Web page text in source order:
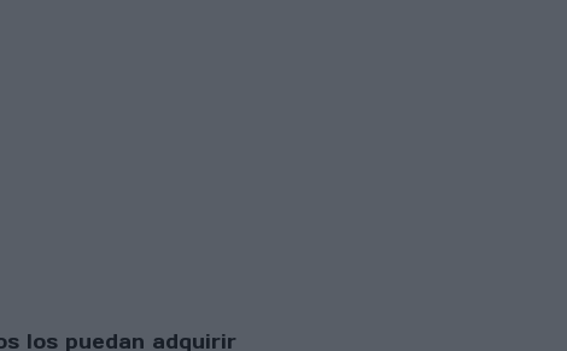
los puedan adquirir